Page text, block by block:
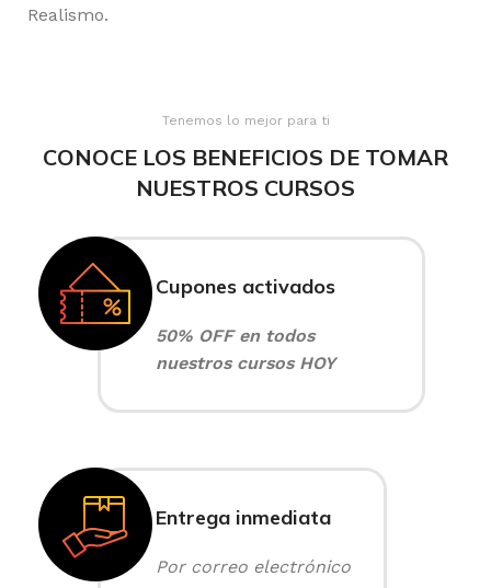
Realismo.
Tenemos lo mejor para ti
CONOCE LOS BENEFICIOS DE TOMAR
NUESTROS CURSOS
Cupones activados
50% OFF en todos
nuestros cursos HOY
Entrega inmediata
Por correo electrónico